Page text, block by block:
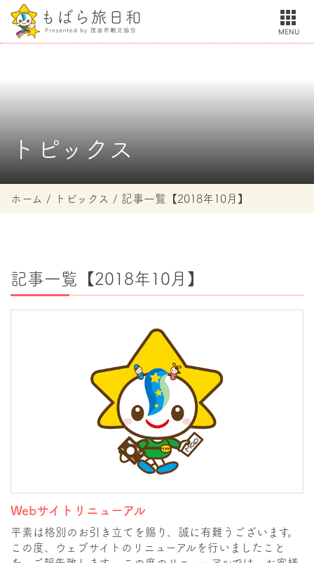
MENU
トピックス
ホーム トピックス 記事一覧【2018年10月】
記事一覧【2018年10月】
Webサイトリニューアル
平素は格別のお引き立てを賜り、誠に有難うございます。
この度、ウェブサイトのリニューアルを行いましたこと